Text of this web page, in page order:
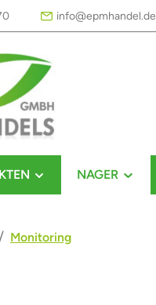
springeninfo@epmhandel.de
NAGER
/ Monitoring